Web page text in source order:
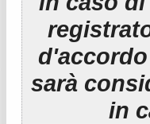
sarà
in